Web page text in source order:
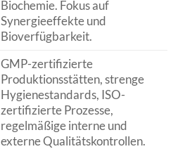
Biochemie. Fokus auf
Synergieeffekte und
Bioverfügbarkeit.
GMP-zertifizierte
Produktionsstätten, strenge
Hygienestandards, ISO-
zertifizierte Prozesse,
regelmäßige interne und
externe Qualitätskontrollen.